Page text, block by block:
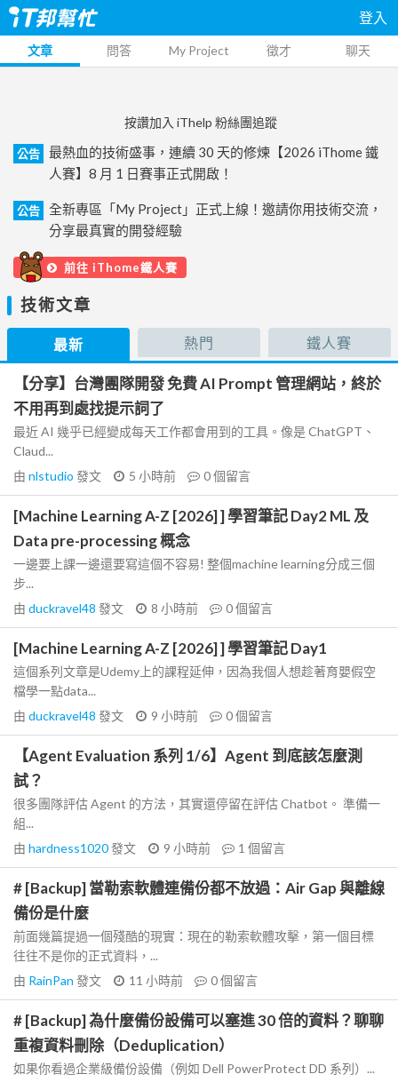
登入
文章 問答 My Project 徵才 聊天
按讚加入 iThelp 粉絲團追蹤
公告
最熱血的技術盛事，連續 30 天的修煉【2026 iThome 鐵
人賽】8 月 1 日賽事正式開啟！
公告
全新專區「My Project」正式上線！邀請你用技術交流，
分享最真實的開發經驗
前往 iThome鐵人賽
技術文章
最新 熱門 鐵人賽
【分享】台灣團隊開發 免費 AI Prompt 管理網站，終於
不用再到處找提示詞了
最近 AI 幾乎已經變成每天工作都會用到的工具。像是 ChatGPT、
Claud...
由 nlstudio 發文 5 小時前 0個留言
[Machine Learning A-Z [2026] ] 學習筆記 Day2 ML 及
Data pre-processing 概念
一邊要上課一邊還要寫這個不容易! 整個machine learning分成三個
步...
由 duckravel48 發文 8 小時前 0個留言
[Machine Learning A-Z [2026] ] 學習筆記 Day1
這個系列文章是Udemy上的課程延伸，因為我個人想趁著育嬰假空
檔學一點data...
由 duckravel48 發文 9 小時前 0個留言
【Agent Evaluation 系列 1/6】Agent 到底該怎麼測
試？
很多團隊評估 Agent 的方法，其實還停留在評估 Chatbot。 準備一
組...
由 hardness1020發文 9 小時前 1 個留言
# [Backup] 當勒索軟體連備份都不放過：Air Gap 與離線
備份是什麼
前面幾篇提過一個殘酷的現實：現在的勒索軟體攻擊，第一個目標
往往不是你的正式資料，...
由 RainPan 發文 11 小時前 0個留言
# [Backup] 為什麼備份設備可以塞進 30 倍的資料？聊聊
重複資料刪除（Deduplication）
如果你看過企業級備份設備（例如 Dell PowerProtect DD 系列）...